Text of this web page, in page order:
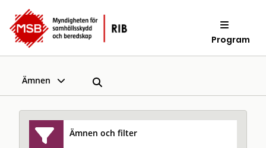
Program
Ämnen
Ämnen och filter